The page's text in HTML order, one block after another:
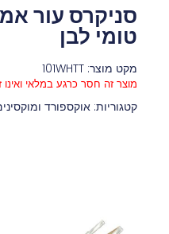
סניקרס עור
טומי לבן
מקט מוצר: 101WHTT
מוצר זה חסר כרגע במלאי ואינו
קטגוריות: אוקספורד
פריטים